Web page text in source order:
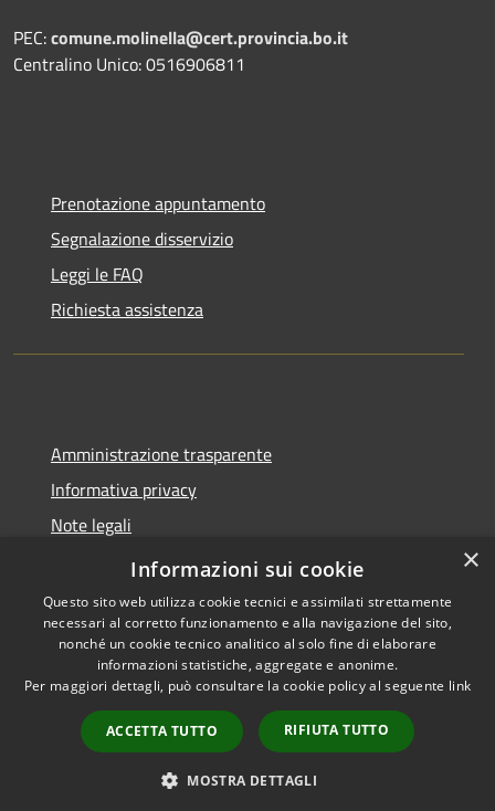
PEC:comune.molinella@cert.provincia.bo.it
Centralino Unico: 0516906811
Prenotazione appuntamento
Segnalazione disservizio
Leggi le FAQ
Richiesta assistenza
Amministrazione trasparente
Informativa privacy
Note legali
Dichiarazione di accessibilità
Accessibilità
Copyright © 2026 • Comune di
Molinella • Powered by
Municipium•
Accesso
redazione
×
Informazioni sui cookie
Questo sito web utilizza cookie tecnici e assimilati strettamente
necessari al corretto funzionamento e alla navigazione del sito,
nonché un cookie tecnico analitico al solo fine di elaborare
informazioni statistiche, aggregate e anonime.
Per maggiori dettagli, può consultare la cookie policy al seguente link
ACCETTA TUTTO RIFIUTA TUTTO
MOSTRA DETTAGLI